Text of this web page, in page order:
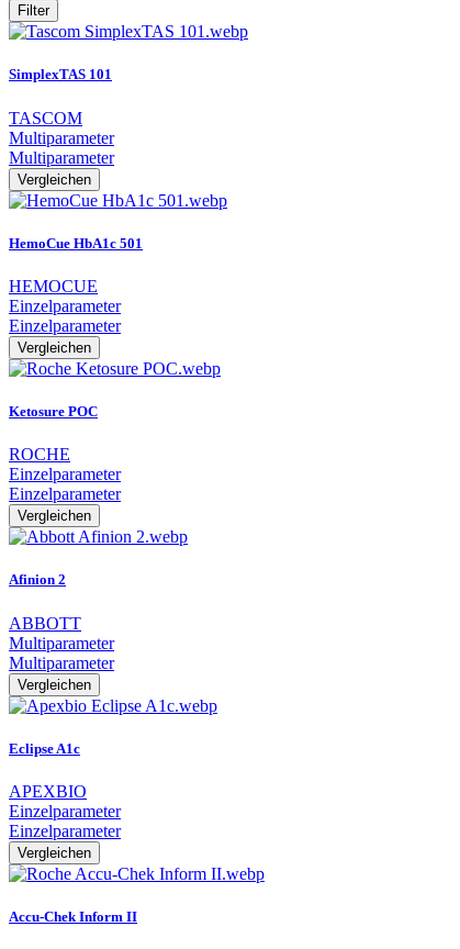
Filter
SimplexTAS 101
TASCOM
Multiparameter
Multiparameter
Vergleichen
HemoCue HbA1c 501
HEMOCUE
Einzelparameter
Einzelparameter
Vergleichen
Ketosure POC
ROCHE
Einzelparameter
Einzelparameter
Vergleichen
Afinion 2
ABBOTT
Multiparameter
Multiparameter
Vergleichen
Eclipse A1c
APEXBIO
Einzelparameter
Einzelparameter
Vergleichen
Accu-Chek Inform II